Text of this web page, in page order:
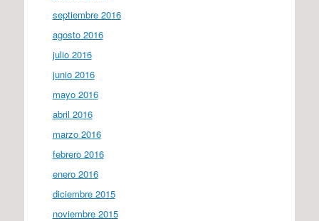
septiembre 2016
agosto 2016
julio 2016
junio 2016
mayo 2016
abril 2016
marzo 2016
febrero 2016
enero 2016
diciembre 2015
noviembre 2015